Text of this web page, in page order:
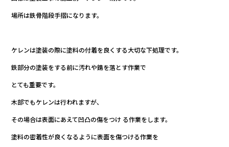
場所は鉄骨階段手摺になります。
ケレンは塗装の際に塗料の付着を良くする大切な下処理です。
鉄部分の塗装をする前に汚れや錆を落とす作業で
とても重要です。
木部でもケレンは行われますが、
その場合は表面にあえて凹凸の傷をつけ る作業をします。
塗料の密着性が良くなるように表面を傷つける作業を